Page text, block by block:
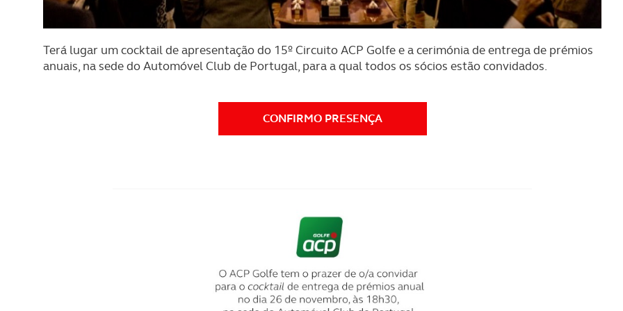
Terá lugar um cocktail de apresentação do 15º Circuito ACP Golfe e a cerimónia de entrega de prémios
anuais, na sede do Automóvel Club de Portugal, para a qual todos os sócios estão convidados.
CONFIRMO PRESENÇA